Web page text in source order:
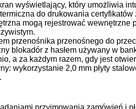
wyświetlający, który umożliwia
do drukowania certyfikatów
mogą rejestrować wewnętrzne
przenośnika przenośnego do
blokadór z hasłem używany w
a za każdym razem, gdy jest
wykorzystanie 2,0 mm płyty
przyjmowania zamówień i